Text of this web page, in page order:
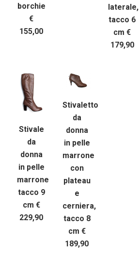
borchie
€
155,00
laterale,
tacco 6
cm €
179,90
Stivale
da
donna
in pelle
marrone
tacco 9
cm €
229,90
Stivaletto
da
donna
in pelle
marrone
con
plateau
e
cerniera,
tacco 8
cm €
189,90